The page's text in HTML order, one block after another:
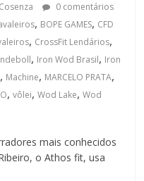
0 comentários
, BOPE GAMES, CFD
, CrossFit Lendários,
, Iron Wod Brasil, Iron
, Machine, MARCELO PRATA,
,vôlei,Wod Lake,Wod
mais conhecidos
o Athos fit, usa